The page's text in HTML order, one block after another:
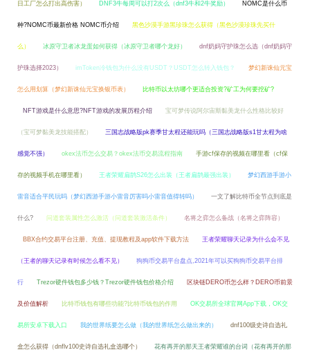
日工厂怎么打出高伤害） DNF3牛每周可以打2次么（dnf3牛和2牛奖励） NOMC是什么币
种?NOMC币最新价格 NOMC币介绍 黑色沙漠手游黑珍珠怎么获得（黑色沙漠珍珠先买什
么） 冰原守卫者冰龙蛋如何获得（冰原守卫者哪个龙好） dnf奶妈守护珠怎么选（dnf奶妈守
护珠选择2023） imToken冷钱包为什么没有USDT？USDT怎么转入钱包？ 梦幻新诛仙元宝
怎么用划算（梦幻新诛仙元宝换银币表） 比特币以太坊哪个更适合投资?矿工为何要挖矿?
NFT游戏是什么意思?NFT游戏的发展历程介绍 宝可梦传说阿尔宙斯黏美龙什么性格比较好
（宝可梦黏美龙技能搭配） 三国志战略版pk赛季甘太程还能玩吗（三国志战略版s1甘太程为啥
感觉不强） okex法币怎么交易？okex法币交易流程指南 手游cf保存的视频在哪里看（cf保
存的视频手机在哪里看） 王者荣耀扁鹊S26怎么出装（王者扁鹊最强出装） 梦幻西游手游小
雷音适合平民玩吗（梦幻西游手游小雷音厉害吗小雷音值得转吗） 一文了解比特币全节点到底是
什么? 问道套装属性怎么激活（问道套装激活条件） 名将之弈怎么备战（名将之弈阵容）
BBX合约交易平台注册、充值、提现教程及app软件下载方法 王者荣耀聊天记录为什么会不见
（王者的聊天记录有时候怎么看不见） 狗狗币交易平台盘点,2021年可以买狗狗币交易平台排
行 Trezor硬件钱包多少钱？Trezor硬件钱包价格介绍 区块链DERO币怎么样？DERO币前景
及价值解析 比特币钱包有哪些功能?比特币钱包的作用 OK交易所全球官网App下载，OK交
易所安卓下载入口 我的世界纸要怎么做（我的世界纸怎么做出来的） dnf100级史诗自选礼
盒怎么获得（dnflv100史诗自选礼盒选哪个） 花有再开的那天王者荣耀谁的台词（花有再开的那